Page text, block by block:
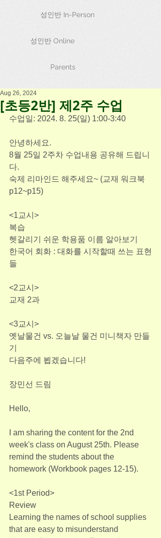
성인반 In-Person
성인반 Online
Parents
[초등2반] 제2주 수업
Aug 26, 2024
수업일: 2024. 8. 25(일) 1:00-3:40
안녕하세요.
8월 25일 2주차 수업내용 공유해 드립니
다.
숙제 리마인드 해주세요~ (교재 워크북
p12~p15)
<1교시>
복습
헷갈리기 쉬운 학용품 이름 알아보기
한국어 회화 : 대화를 시작할때 쓰는 표현
들
<2교시>
교재 2과
<3교시>
옛날물건 vs. 오늘날 물건 미니책자 만들
기
다음주에 뵙겠습니다!
장민선 드림
Hello,
I am sharing the content for the 2nd
week's class on August 25th. Please
remind the students about the
homework (Workbook pages 12-15).
<1st Period>
Review
Learning the names of school supplies
that are easy to misunderstand